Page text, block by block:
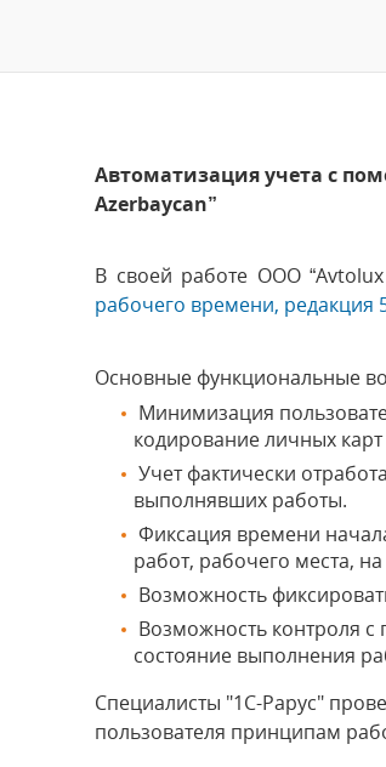
Автоматизация учета с
Azеrbaycan”
В своей работе ООО
рабочего времени, редакция
Основные функциональные
Минимизация
кодирование личных
Учет фактически
выполнявших работы.
Фиксация времени
работ, рабочего места,
Возможность
Возможность контроля
состояние выполнения
Специалисты "1С-Рарус"
пользователя принципам